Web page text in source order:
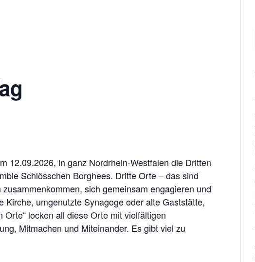
12.09.2026, in ganz Nordrhein-Westfalen die Dritten
Schlösschen Borghees. Dritte Orte – das sind
sich gemeinsam engagieren und
Kirche, umgenutzte Synagoge oder alte Gaststätte,
Orte“ locken all diese Orte mit vielfältigen
Mitmachen und Miteinander. Es gibt viel zu